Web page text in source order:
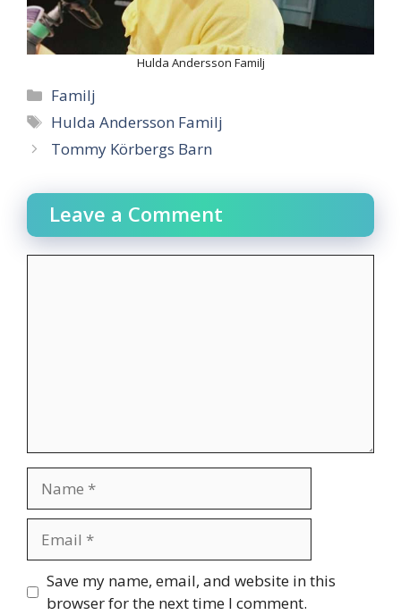
Hulda Andersson Familj
Categories
Familj
Tags
Hulda Andersson Familj
PostTommy Körbergs Barn
Leave a Comment
Website
Save my name, email, and website in this
browser for the next time I comment.